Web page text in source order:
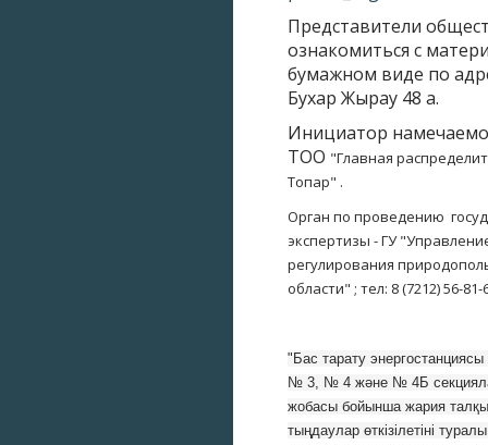
Представители
ознакомиться с
бумажном виде по
Бухар Жырау 48 а.
Инициатор
ТОО "Главная
Топар" .
Орган по проведению
экспертизы - ГУ
регулирования
области" ; тел: 8 (7212) 56-81-
"Бас тарату
№ 3, № 4 және № 4Б
жобасы бойынша жария
тыңдаулар өткізілетіні